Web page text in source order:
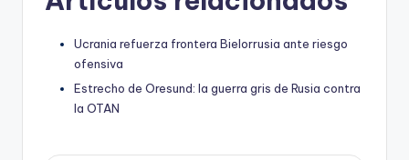
Ucrania refuerza frontera Bielorrusia ante riesgo
ofensiva
Estrecho de Oresund: la guerra gris de Rusia contra
la OTAN